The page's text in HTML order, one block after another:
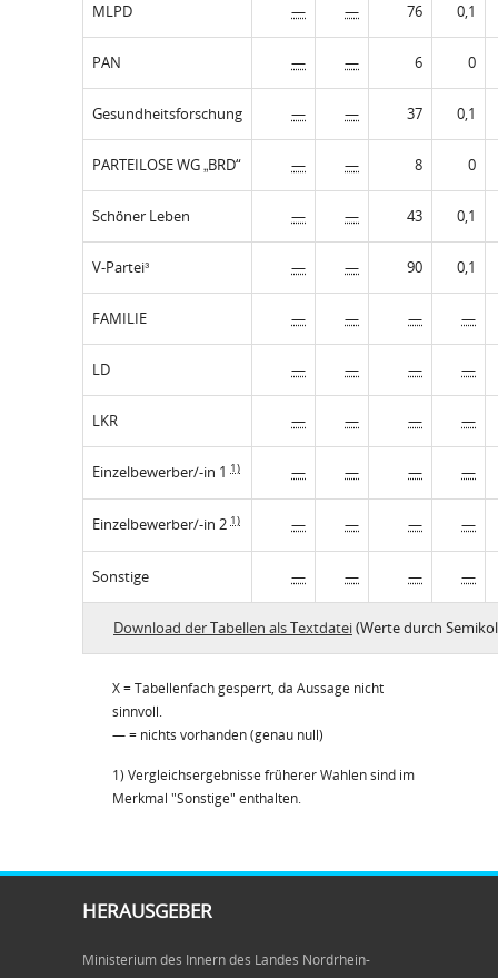
MLPD — — 76 0,1
PAN — — 6 0
Gesundheitsforschung — — 37 0,1
PARTEILOSE WG „BRD“ — — 8 0
Schöner Leben — — 43 0,1
V-Partei³ — — 90 0,1
FAMILIE — — — —
LD — — — —
LKR — — — —
Einzelbewerber/-in 1 1) — — — —
Einzelbewerber/-in 2 1) — — — —
Sonstige — — — —
Download der Tabellen als Textdatei(Werte durch
X = Tabellenfach gesperrt, da Aussage nicht
sinnvoll.
— = nichts vorhanden (genau null)
1) Vergleichsergebnisse früherer Wahlen sind im
Merkmal "Sonstige" enthalten.
HERAUSGEBER
Ministerium des Innern des Landes Nordrhein-